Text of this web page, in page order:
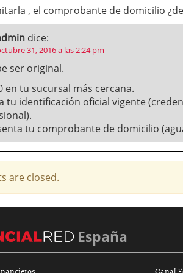
, el comprobante de domicilio
dice:
31, 2016 a las 2:24 pm
ser original.
en tu sucursal más cercana.
tu identificación oficial vigente
tu comprobante de domicilio
are closed.
España